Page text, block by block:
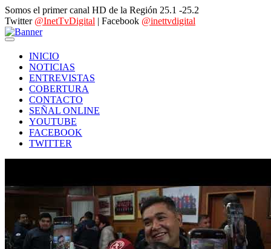
Somos el primer canal HD de la Región 25.1 -25.2
Twitter @InetTvDigital | Facebook @inettvdigital
INICIO
NOTICIAS
ENTREVISTAS
COBERTURA
CONTACTO
SEÑAL ONLINE
YOUTUBE
FACEBOOK
TWITTER